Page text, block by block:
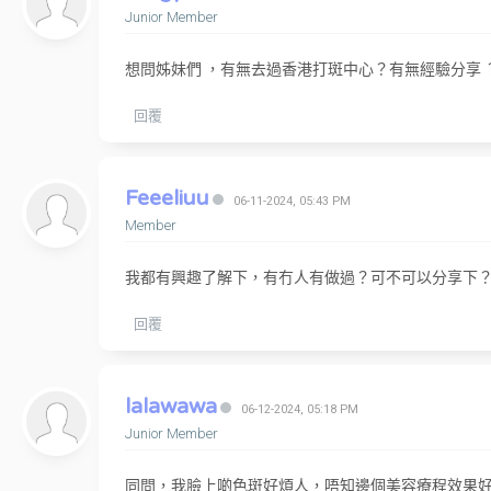
Junior Member
想問姊妹們 ，有無去過香港打斑中心？有無經驗分享
回覆
Feeeliuu 06-11-2024, 05:43 PM
Member
我都有興趣了解下，有冇人有做過？可不可以分享下？
回覆
lalawawa 06-12-2024, 05:18 PM
Junior Member
同問，我臉上啲色斑好煩人，唔知邊個美容療程效果